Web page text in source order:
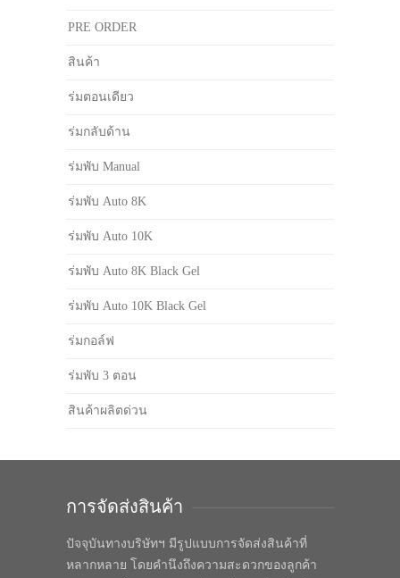
PRE ORDER
สินค้า
ร่มตอนเดียว
ร่มกลับด้าน
ร่มพับ Manual
ร่มพับ Auto 8K
ร่มพับ Auto 10K
ร่มพับ Auto 8K Black Gel
ร่มพับ Auto 10K Black Gel
ร่มกอล์ฟ
ร่มพับ 3 ตอน
สินค้าผลิตด่วน
การจัดส่งสินค้า
ปัจจุบันทางบริษัทฯ มีรูปแบบการจัดส่งสินค้าที่
หลากหลาย โดยคำนึงถึงความสะดวกของลูกค้า